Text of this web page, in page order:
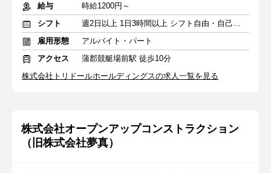
給与
時給1200円～
シフト
週2日以上 1日3時間以上 シフト自由・自己申告
雇用形態
アルバイト・パート
アクセス
蒲郡競艇場前駅 徒歩10分
株式会社トリドールホールディングスの求人一覧を見る
株式会社オープンアップコンストラクション
（旧株式会社夢真）